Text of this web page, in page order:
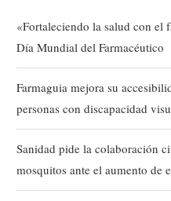
«Fortaleciendo la salud con el
Día Mundial del Farmacéutico
Farmaguia mejora su
personas con discapacidad
Sanidad pide la colaboración
mosquitos ante el aumento de